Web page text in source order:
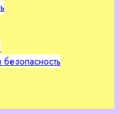
безопасность